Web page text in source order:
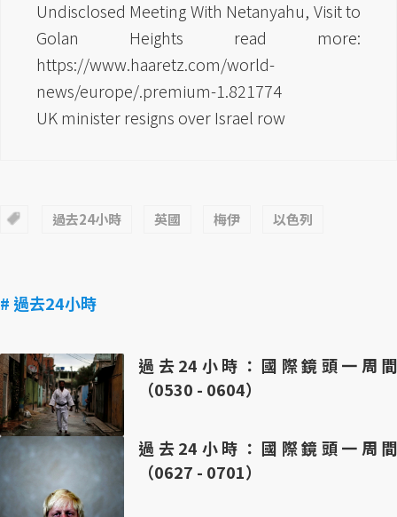
Undisclosed Meeting With Netanyahu, Visit to
Golan Heights read more:
https://www.haaretz.com/world-
news/europe/.premium-1.821774
UK minister resigns over Israel row
過去24小時 英國 梅伊 以色列
# 過去24小時
過去24小時：國際鏡頭一周間
（0530 - 0604）
過去24小時：國際鏡頭一周間
（0627 - 0701）